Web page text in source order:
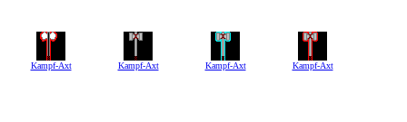
Kampf-Axt Kampf-Axt Kampf-Axt Kampf-Axt